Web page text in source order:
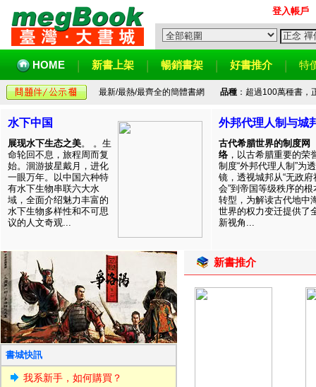
登入帳戶
HOME 新書上架 暢銷書架 好書推介 特
最新/最熱/最齊全的簡體書網 品種：超過100萬種書，
水下中国
展现水下生态之美。 。生
命轮回不息，旅程周而复
始。洄游披星戴月，进化
一眼万年。以中国六种特
有水下生物串联六大水
域，全面介绍魅力丰富的
水下生物多样性和不可思
议的人文奇观...
外邦代理人制与城
古代希腊世界的制度网
络 ，以古希腊重要的荣
制度“外邦代理人制”为透
镜，透视城邦从“无政府
会”到帝国等级秩序的根
转型，为解读古代地中
世界的权力变迁提供了
新视角...
書城快訊
我系新手，如何購買？
新書推介